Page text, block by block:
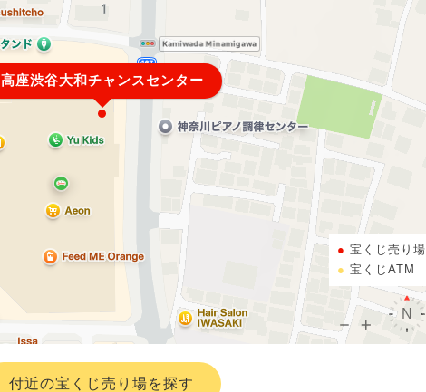
高座渋谷大和チャンスセンター
宝くじ売り場
宝くじATM
付近の宝くじ売り場を探す